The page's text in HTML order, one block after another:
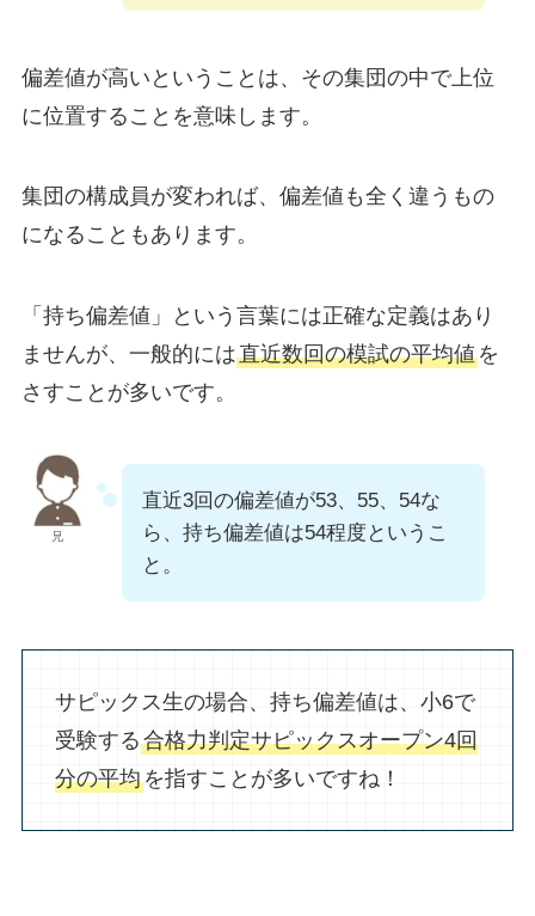
偏差値が高いということは、その集団の中で上位
に位置することを意味します。
集団の構成員が変われば、偏差値も全く違うもの
になることもあります。
「持ち偏差値」という言葉には正確な定義はあり
ませんが、一般的には直近数回の模試の平均値を
さすことが多いです。
兄
直近3回の偏差値が53、55、54な
ら、持ち偏差値は54程度というこ
と。
サピックス生の場合、持ち偏差値は、小6で
受験する合格力判定サピックスオープン4回
分の平均を指すことが多いですね！